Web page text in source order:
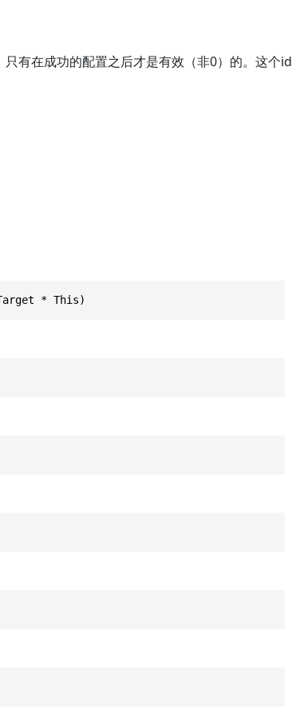
有在成功的配置之后才是有效（非0）的。这个id
* This)